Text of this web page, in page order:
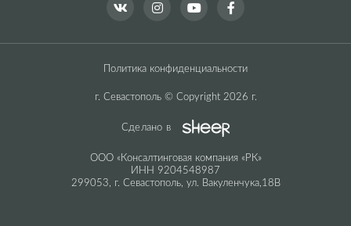
Политика конфиденциальности
г. Севастополь © Copyright 2026 г.
Сделано в
ООО «Консалтинговая компания «РК»
ИНН 9204548987
299053, г. Севастополь, ул. Вакуленчука,18В